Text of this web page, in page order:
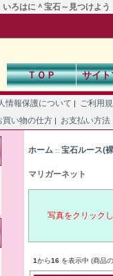
ろはに＾宝石～見つけよ
ＴＯＰ サイ
情報保護について | ご利用
買い物の仕方 | お支払い方法
ホーム :: 宝石ルース(
マリガーネット
写真をクリック
1から16 を表示中 (商品